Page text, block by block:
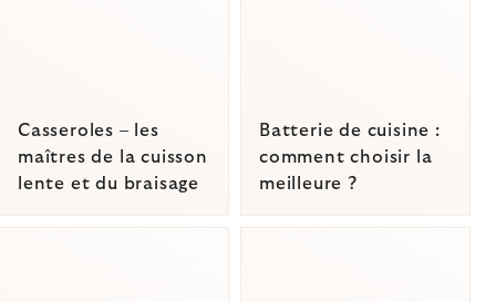
Casseroles – les
maîtres de la cuisson
lente et du braisage
Batterie de cuisine :
comment choisir la
meilleure ?